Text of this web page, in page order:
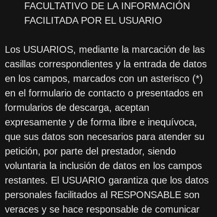
FACULTATIVO DE LA INFORMACIÓN
FACILITADA POR EL USUARIO
Los USUARIOS, mediante la marcación de las
casillas correspondientes y la entrada de datos
en los campos, marcados con un asterisco (*)
en el formulario de contacto o presentados en
formularios de descarga, aceptan
expresamente y de forma libre e inequívoca,
que sus datos son necesarios para atender su
petición, por parte del prestador, siendo
voluntaria la inclusión de datos en los campos
restantes. El USUARIO garantiza que los datos
personales facilitados al RESPONSABLE son
veraces y se hace responsable de comunicar